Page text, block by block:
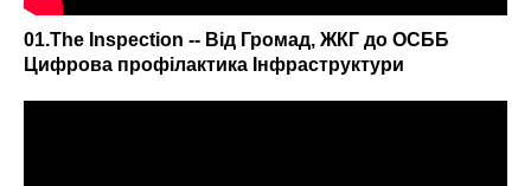
01.The Inspection -- Від Громад, ЖКГ до ОСББ
Цифрова профілактика Інфраструктури